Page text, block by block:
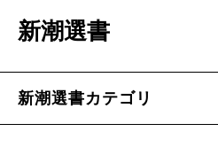
新潮選書
新潮選書カテゴリ